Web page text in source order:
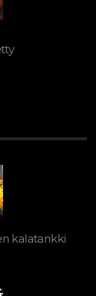
kalatankki